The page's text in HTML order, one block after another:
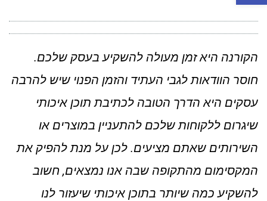
הקורנה היא זמן מעולה להשקיע בעסק שלכם.
חוסר הוודאות לגבי העתיד והזמן הפנוי שיש להרבה
עסקים היא הדרך הטובה לכתיבת תוכן איכותי
שיגרום ללקוחות שלכם להתעניין במוצרים או
השירותים שאתם מציעים. לכן על מנת להפיק את
המקסימום מהתקופה שבה אנו נמצאים, חשוב
להשקיע כמה שיותר בתוכן איכותי שיעזור לנו